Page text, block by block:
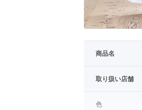
商品名
取り扱い店舗
色